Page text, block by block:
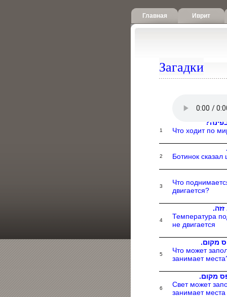
Главная Иврит
Загадки
1
Что ходит по
2
Ботинок
3
Что
двигается?
4
Температура
не двигается
5
מקום.
Что может
занимает
6
מקום.
Свет может
занимает места